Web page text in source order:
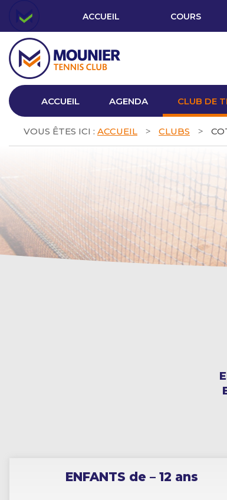
ACCUEIL COURS
ACCUEIL AGENDA CLUB DE
VOUS ÊTES ICI : ACCUEIL > CLUBS >
ENFANTS de – 12 ans